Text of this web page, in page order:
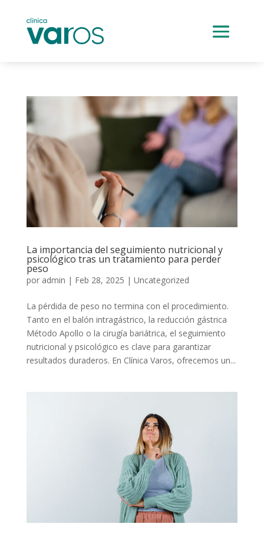
La importancia del seguimiento nutricional y
psicológico tras un tratamiento para perder
peso
por admin | Feb 28, 2025 | Uncategorized
La pérdida de peso no termina con el procedimiento.
Tanto en el balón intragástrico, la reducción gástrica
Método Apollo o la cirugía bariátrica, el seguimiento
nutricional y psicológico es clave para garantizar
resultados duraderos. En Clínica Varos, ofrecemos un...